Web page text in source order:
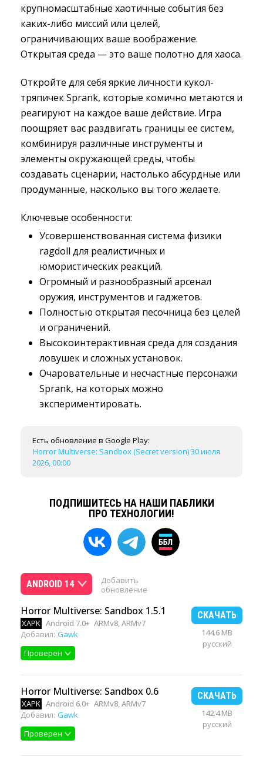
крупномасштабные хаотичные события без
каких-либо миссий или целей,
ограничивающих ваше воображение.
Открытая среда — это ваше полотно для хаоса.
Откройте для себя яркие личности кукол-
тряпичек Sprank, которые комично метаются и
реагируют на каждое ваше действие. Игра
поощряет вас раздвигать границы ее систем,
комбинируя различные инструменты и
элементы окружающей среды, чтобы
создавать сценарии, настолько абсурдные или
продуманные, насколько вы того желаете.
Ключевые особенности:
Усовершенствованная система физики
ragdoll для реалистичных и
юмористических реакций.
Огромный и разнообразный арсенал
оружия, инструментов и гаджетов.
Полностью открытая песочница без целей
и ограничений.
Высокоинтерактивная среда для создания
ловушек и сложных установок.
Очаровательные и несчастные персонажи
Sprank, на которых можно
экспериментировать.
Есть обновление в Google Play:
Horror Multiverse: Sandbox (Secret version) 30 июля
2026, 00:00
ПОДПИШИТЕСЬ НА НАШИ ПАБЛИКИ
ПРО ТЕХНОЛОГИИ!
ANDROID 14
Добавить
обновление
Horror Multiverse: Sandbox 1.5.1
XAPK Android 7.0+ ARMv8, ARMv7
Добавил: Gawk
Проверен
СКАЧАТЬ
144.6 MB
русский
Horror Multiverse: Sandbox 0.6
XAPK Android 6.0+ ARMv8, ARMv7
Добавил: Gawk
Проверен
СКАЧАТЬ
142.4 MB
русский